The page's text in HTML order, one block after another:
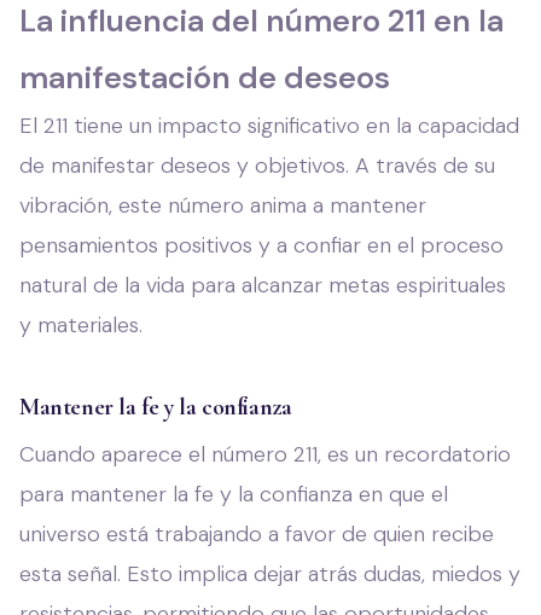
La influencia del número 211 en la
manifestación de deseos
El 211 tiene un impacto significativo en la capacidad
de manifestar deseos y objetivos. A través de su
vibración, este número anima a mantener
pensamientos positivos y a confiar en el proceso
natural de la vida para alcanzar metas espirituales
y materiales.
Mantener la fe y la confianza
Cuando aparece el número 211, es un recordatorio
para mantener la fe y la confianza en que el
universo está trabajando a favor de quien recibe
esta señal. Esto implica dejar atrás dudas, miedos y